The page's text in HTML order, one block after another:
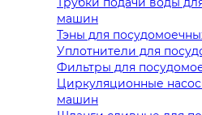
машин
Тэны для
Уплотнители для
Фильтры для
Циркуляционные
машин